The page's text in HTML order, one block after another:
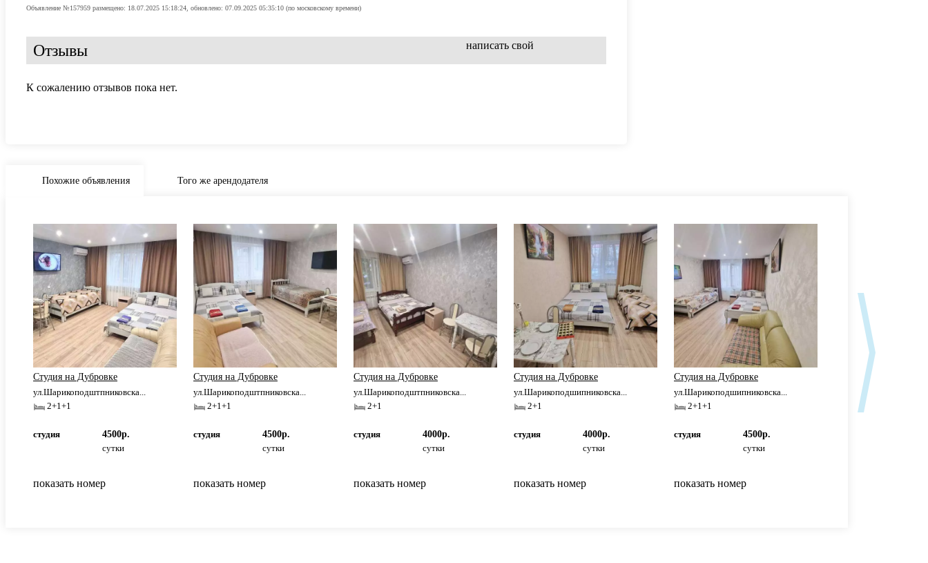
Объявление №157959 размещено: 18.07.2025 15:18:24, обновлено: 07.09.2025 05:35:10 (по московскому времени)
Отзывы написать свой
К сожалению отзывов пока нет.
Похожие объявления Того же арендодателя
Студия на Дубровке
ул.Шарикоподштпниковска...
2+1+1
студия
4500р.
сутки
показать номер
Студия на Дубровке
ул.Шарикоподштпниковска...
2+1+1
студия
4500р.
сутки
показать номер
Студия на Дубровке
ул.Шарикоподштпниковска...
2+1
студия
4000р.
сутки
показать номер
Студия на Дубровке
ул.Шарикоподшипниковска...
2+1
студия
4000р.
сутки
показать номер
Студия на Дубровке
ул.Шарикоподшипниковска...
2+1+1
студия
4500р.
сутки
показать номер
Студия на Дубровке
2+1